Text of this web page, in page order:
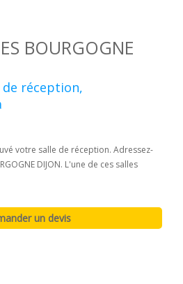
BOURGOGNE
de réception,
votre salle de réception. Adressez-
DIJON. L'une de ces salles